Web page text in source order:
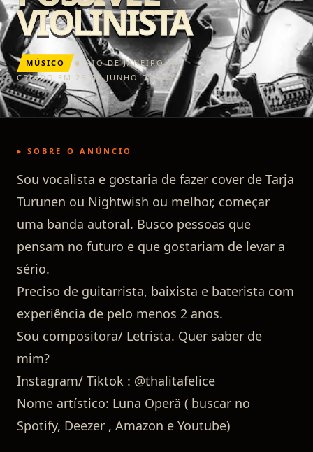
VIOLINISTA
MÚSICO ◉RIO DE JANEIRO,RJ
CRIADO EM 26 DE JUNHO DE 2026
▸ SOBRE O ANÚNCIO
Sou vocalista e gostaria de fazer cover de Tarja
Turunen ou Nightwish ou melhor, começar
uma banda autoral. Busco pessoas que
pensam no futuro e que gostariam de levar a
sério.
Preciso de guitarrista, baixista e baterista com
experiência de pelo menos 2 anos.
Sou compositora/ Letrista. Quer saber de
mim?
Instagram/ Tiktok : @thalitafelice
Nome artístico: Luna Operä ( buscar no
Spotify, Deezer , Amazon e Youtube)